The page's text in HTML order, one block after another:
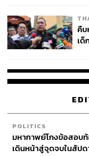
คื
เด็
POLITICS
มหากาพย์โกงข้อสอบ
เดินหน้าสู่จุดจบในสัป